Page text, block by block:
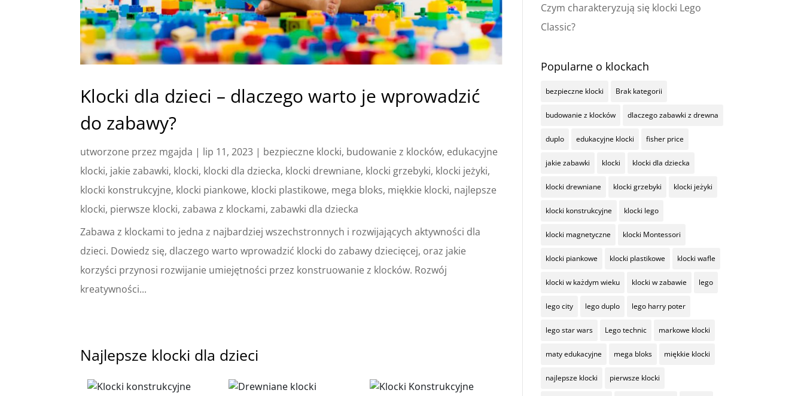
Klocki dla dzieci – dlaczego warto je wprowadzić
do zabawy?
utworzone przez mgajda | lip 11, 2023 | bezpieczne klocki, budowanie z klocków, edukacyjne
klocki, jakie zabawki, klocki, klocki dla dziecka, klocki drewniane, klocki grzebyki, klocki jeżyki,
klocki konstrukcyjne, klocki piankowe, klocki plastikowe, mega bloks, miękkie klocki, najlepsze
klocki, pierwsze klocki,zabawa z klockami,zabawki dla dziecka
Zabawa z klockami to jedna z najbardziej wszechstronnych i rozwijających aktywności dla
dzieci. Dowiedz się, dlaczego warto wprowadzić klocki do zabawy dziecięcej, oraz jakie
korzyści przynosi rozwijanie umiejętności przez konstruowanie z klocków. Rozwój
kreatywności...
Najlepsze klocki dla dzieci
Czym charakteryzują się klocki Lego
Classic?
Popularne o klockach
bezpieczne klocki Brak kategorii
budowanie z klocków dlaczego zabawki z drewna
duplo edukacyjne klocki fisher price
jakie zabawki klocki klocki dla dziecka
klocki drewniane klocki grzebyki klocki jeżyki
klocki konstrukcyjne klocki lego
klocki magnetyczne klocki Montessori
klocki piankowe klocki plastikowe klocki wafle
klocki w każdym wieku klocki w zabawie lego
lego city lego duplo lego harry poter
lego star wars Lego technic markowe klocki
maty edukacyjne mega bloks miękkie klocki
najlepsze klocki pierwsze klocki